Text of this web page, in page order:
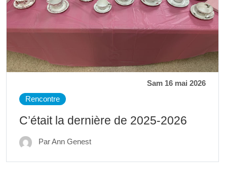
Sam 16 mai 2026
Rencontre
C’était la dernière de 2025-2026
Par Ann Genest